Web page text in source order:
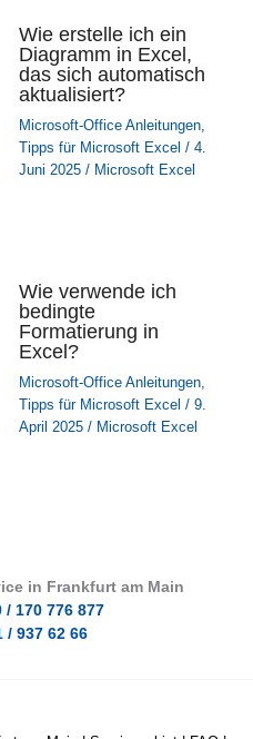
Wie erstelle ich ein
Diagramm in Excel,
das sich automatisch
aktualisiert?
Microsoft-Office Anleitungen,
Tipps für Microsoft Excel / 4.
Juni 2025 / Microsoft Excel
Wie verwende ich
bedingte
Formatierung in
Excel?
Microsoft-Office Anleitungen,
Tipps für Microsoft Excel / 9.
April 2025 / Microsoft Excel
in Frankfurt am Main
/ 170 776 877
/ 937 62 66